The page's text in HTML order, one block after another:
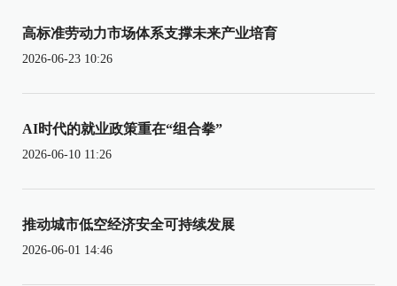
高标准劳动力市场体系支撑未来产业培育
2026-06-23 10:26
AI时代的就业政策重在“组合拳”
2026-06-10 11:26
推动城市低空经济安全可持续发展
2026-06-01 14:46